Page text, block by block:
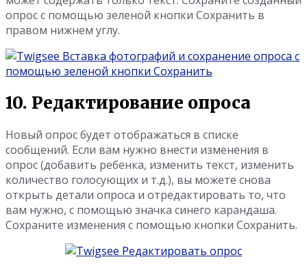
опрос с помощью зеленой кнопки Сохранить в
правом нижнем углу.
10. Редактирование опроса
Новый опрос будет отображаться в списке
сообщений. Если вам нужно внести изменения в
опрос (добавить ребенка, изменить текст, изменить
количество голосующих и т.д.), вы можете снова
открыть детали опроса и отредактировать то, что
вам нужно, с помощью значка синего карандаша.
Сохраните изменения с помощью кнопки Сохранить.